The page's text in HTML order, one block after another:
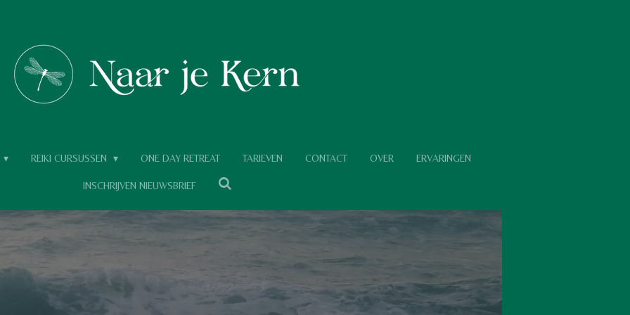
REIKI CURSUSSEN ONE DAY RETREAT TARIEVEN CONTACT OVER ERVARINGEN
INSCHRIJVEN NIEUWSBRIEF